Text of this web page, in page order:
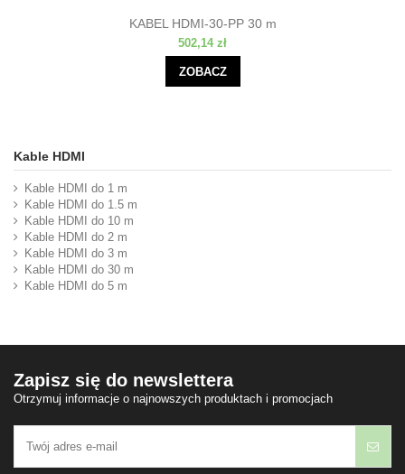
KABEL HDMI-30-PP 30 m
502,14 zł
ZOBACZ
Kable HDMI
Kable HDMI do 1 m
Kable HDMI do 1.5 m
Kable HDMI do 10 m
Kable HDMI do 2 m
Kable HDMI do 3 m
Kable HDMI do 30 m
Kable HDMI do 5 m
Zapisz się do newslettera
Otrzymuj informacje o najnowszych produktach i promocjach